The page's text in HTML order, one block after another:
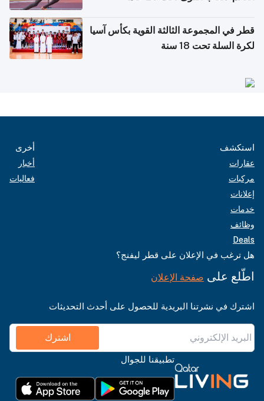
قطر في المجموعة الثالثة القوية بكأس آسيا
لكرة السلة تحت 18 سنة
استكشف
عقارات
مركبات
إعلانات
خدمات
وظائف
Deals
أخرى
أخبار
فعاليات
هل ترغب في الإعلان على قطر ليفنج؟
اطّلع على صفحة الإعلان
اشترك في نشرتنا البريدية للحصول على أحدث التحديثات
اشترك
تطبيقنا للجوال